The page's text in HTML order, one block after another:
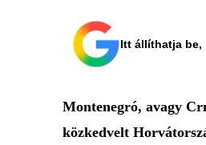
Itt állíthatja be,
Montenegró, avagy
közkedvelt